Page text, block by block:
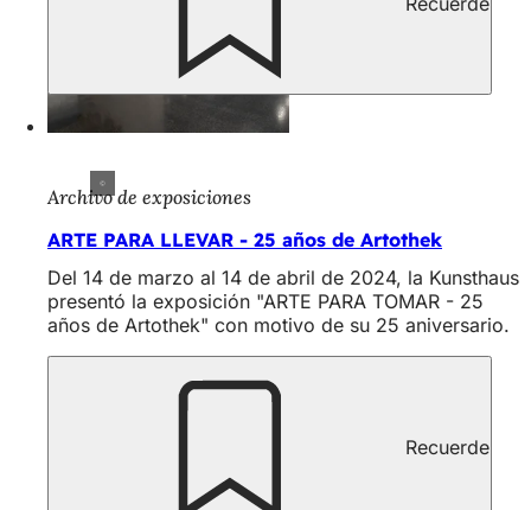
Archivo de exposiciones
ARTE PARA LLEVAR - 25 años de Artothek
Del 14 de marzo al 14 de abril de 2024, la Kunsthaus
presentó la exposición "ARTE PARA TOMAR - 25
años de Artothek" con motivo de su 25 aniversario.
Recuerde